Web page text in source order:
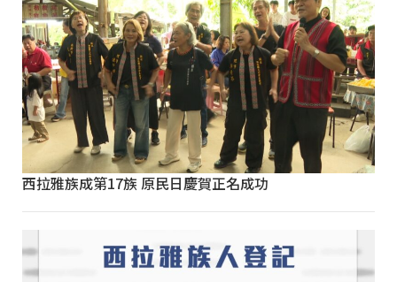
西拉雅族成第17族 原民日慶賀正名成功